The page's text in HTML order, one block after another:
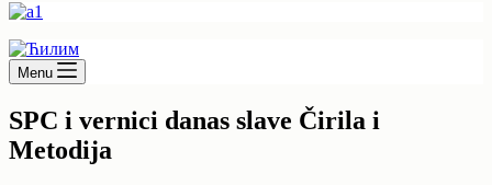
Menu
SPC i vernici danas slave Čirila i
Metodija